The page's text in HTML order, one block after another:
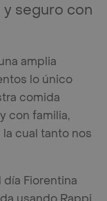
seguro con
amplia
lo único
comida
con familia,
cual tanto nos
Fiorentina